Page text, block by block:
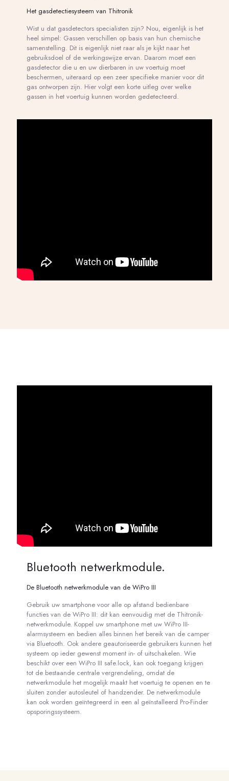
Het gasdetectiesysteem van Thitronik
Wist u dat gasdetectors specialisten zijn? Nou, eigenlijk is het
heel simpel: Gassen verschillen op basis van hun chemische
samenstelling. Dit is eigenlijk niet raar als je kijkt naar het
gebruiksdoel of de werkingswijze ervan. Daarom moet een
gasdetector die u en uw dierbaren in uw voertuig moet
beschermen, uiteraard op een zeer specifieke manier voor dit
gas ontworpen zijn. Hier volgt een korte uitleg over welke
gassen in het voertuig kunnen worden gedetecteerd.
Bluetooth netwerkmodule.
De Bluetooth netwerkmodule van de WiPro III
Gebruik uw smartphone voor alle op afstand bedienbare
functies van de WiPro III: dit kan eenvoudig met de Thitronik-
netwerkmodule. Koppel uw smartphone met uw WiPro III-
alarmsysteem en bedien alles binnen het bereik van de camper
via Bluetooth. Ook andere geautoriseerde gebruikers kunnen het
systeem op ieder gewenst moment in- of uitschakelen. Wie
beschikt over een WiPro III safe.lock, kan ook toegang krijgen
tot de bestaande centrale vergrendeling, omdat de
netwerkmodule het mogelijk maakt het voertuig te openen en te
sluiten zonder autosleutel of handzender. De netwerkmodule
kan ook worden geïntegreerd in een al geïnstalleerd Pro-Finder
opsporingssysteem.